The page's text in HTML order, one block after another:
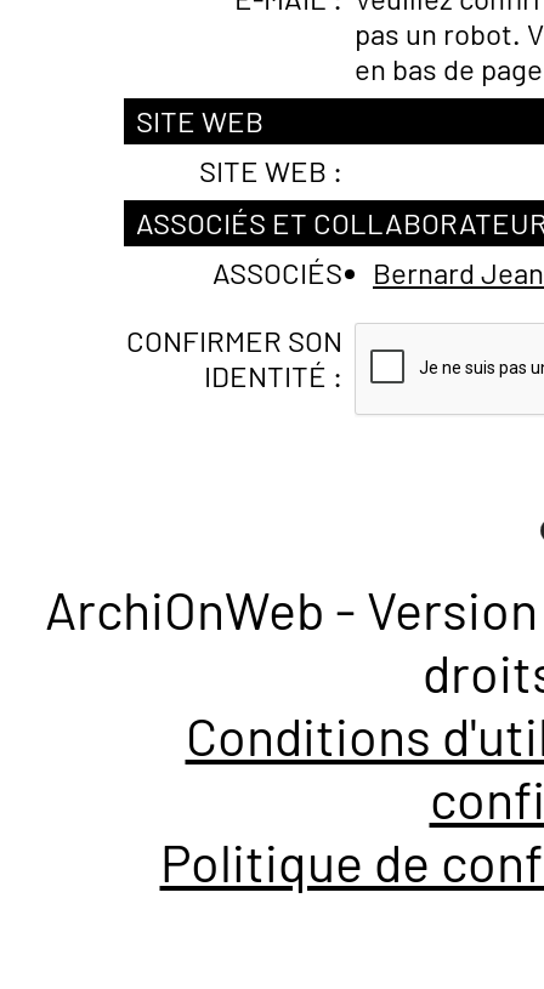
pas un robot.
en bas de
SITE WEB
SITE WEB :
ASSOCIÉS ET
ASSOCIÉS
Bernard
CONFIRMER SON
IDENTITÉ :
ArchiOnWeb -
Conditions
Politique de